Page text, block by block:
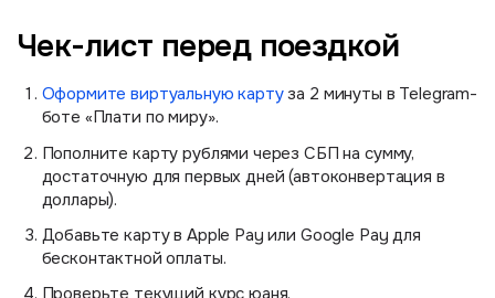
Чек-лист перед поездкой
Оформите виртуальную картуза 2 минуты в Telegram-
боте «Плати по миру».
Пополните карту рублями через СБП на сумму,
достаточную для первых дней (автоконвертация в
доллары).
Добавьте карту в Apple Pay или Google Pay для
бесконтактной оплаты.